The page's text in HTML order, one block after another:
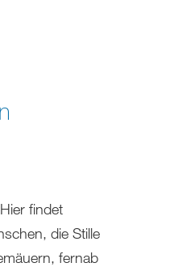
findet
die Stille
fernab